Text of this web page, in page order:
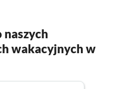
naszych
wakacyjnych w